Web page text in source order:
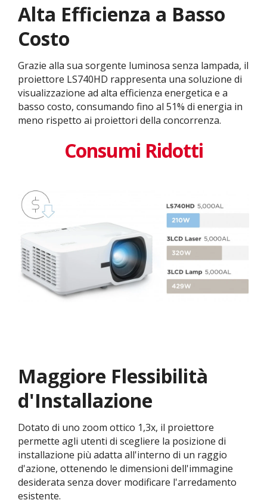
Alta Efficienza a Basso
Costo
Grazie alla sua sorgente luminosa senza lampada, il
proiettore LS740HD rappresenta una soluzione di
visualizzazione ad alta efficienza energetica e a
basso costo, consumando fino al 51% di energia in
meno rispetto ai proiettori della concorrenza.
Consumi Ridotti
Maggiore Flessibilità
d'Installazione
Dotato di uno zoom ottico 1,3x, il proiettore
permette agli utenti di scegliere la posizione di
installazione più adatta all'interno di un raggio
d'azione, ottenendo le dimensioni dell'immagine
desiderata senza dover modificare l'arredamento
esistente.